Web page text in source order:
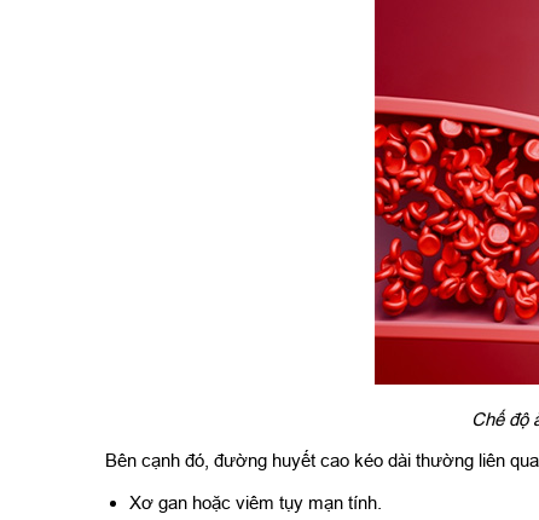
Chế độ
Bên cạnh đó, đường huyết cao kéo dài thường liên
Xơ gan hoặc viêm tụy mạn tính.